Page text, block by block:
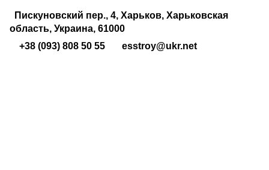
Пискуновский пер., 4, Харьков, Харьковская
область, Украина, 61000
+38 (093) 808 50 55
esstroy@ukr.net